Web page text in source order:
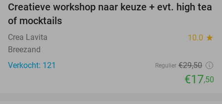
41%
Creatieve workshop naar keuze + evt. high tea
of mocktails
Crea Lavita 10.0 star
Breezand
Verkocht: 121
Regulier €29,50
€17,50